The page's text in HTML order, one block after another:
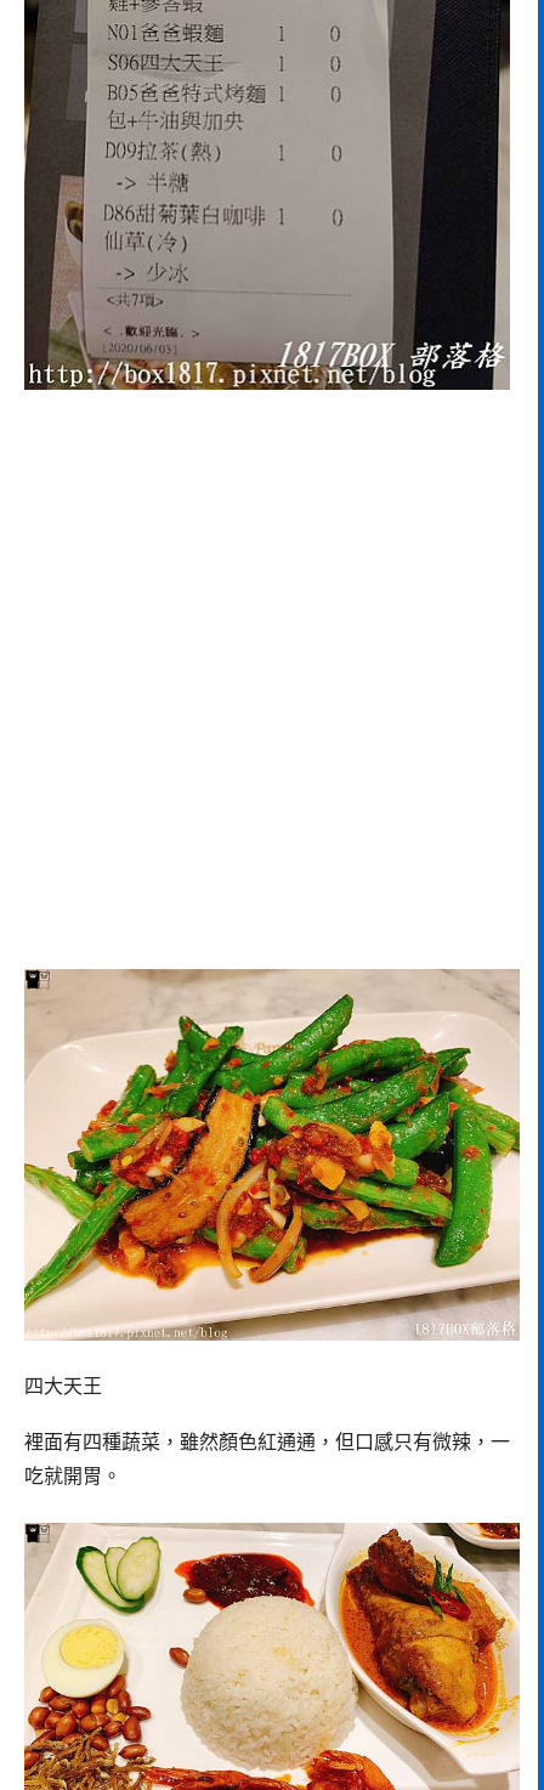
四大天王
裡面有四種蔬菜，雖然顏色紅通通，但口感只有微辣，一
吃就開胃。